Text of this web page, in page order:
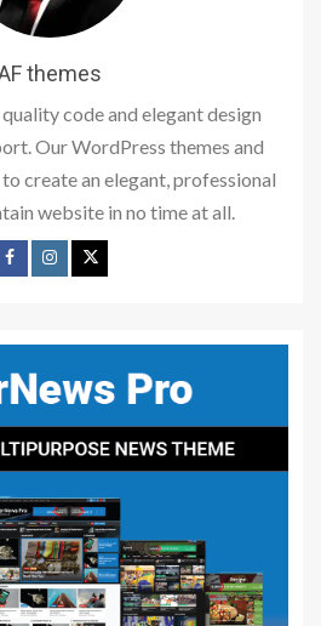
themes
code and elegant design
Our WordPress themes and
create an elegant, professional
website in no time at all.